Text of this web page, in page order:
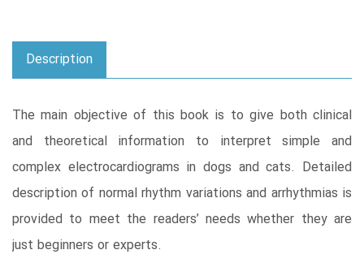
Description
The main objective of this book is to give both clinical
and theoretical information to interpret simple and
complex electrocardiograms in dogs and cats. Detailed
description of normal rhythm variations and arrhythmias is
provided to meet the readers’ needs whether they are
just beginners or experts.